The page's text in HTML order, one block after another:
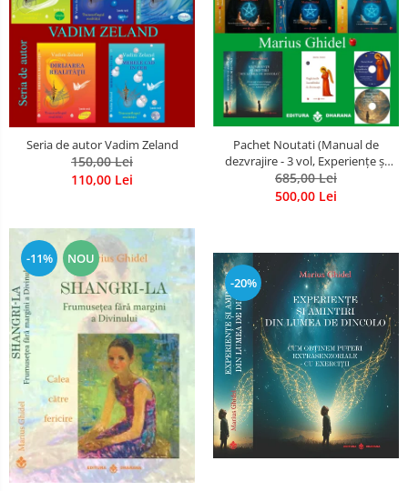
Seria de autor Vadim Zeland
150,00 Lei
110,00 Lei
Pachet Noutati (Manual de
dezvrajire - 3 vol, Experiențe și
amintiri, Rugăciunile
Luceafarului de dimineata) -
685,00 Lei
500,00 Lei
-11% NOU
-20%